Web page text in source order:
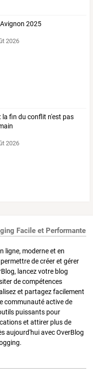
2025
2026
la fin du conflit n'est pas
2026
Facile et Performante
ligne, moderne et en
de créer et gérer
lancez votre blog
de compétences
et partagez facilement
communauté active de
puissants pour
et attirer plus de
aujourd'hui avec OverBlog